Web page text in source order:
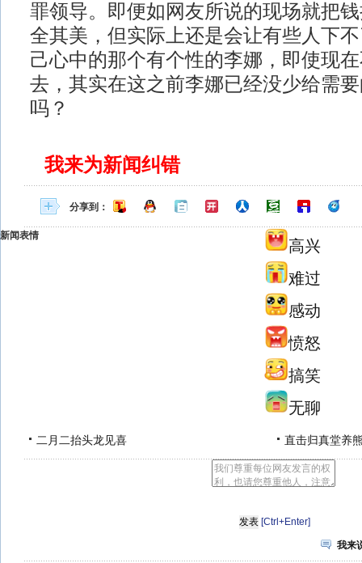
罪领导。即便如网友所说的现场就把
全其美，但实际上还是会让有些人下
己心中的那个有个性的李娜，即使现
去，其实在这之前李娜已经没少给需
吗？
我来为新闻纠错
分享到：
新闻表情
高兴
难过
感动
愤怒
搞笑
无聊
二月二抬头龙见喜 直击归真堂养
[Ctrl+Enter]
我来